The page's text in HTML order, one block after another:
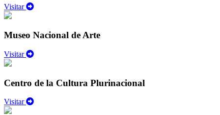
Visitar
Museo Nacional de Arte
Visitar
Centro de la Cultura Plurinacional
Visitar